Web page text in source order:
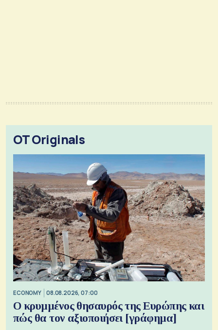
OT Originals
ECONOMY 08.08.2026, 07:00
Ο κρυμμένος θησαυρός της Ευρώπης και
πώς θα τον αξιοποιήσει [γράφημα]